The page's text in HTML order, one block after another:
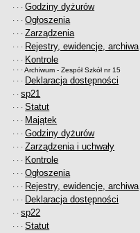
· · ·Godziny dyżurów
· · ·Ogłoszenia
· · ·Zarządzenia
· · · Rejestry, ewidencje, archiwa
· · · Kontrole
· · ·Archiwum - Zespół Szkół nr 15
· · · Deklaracja dostępności
· ·sp21
· · ·Statut
· · · Majątek
· · ·Godziny dyżurów
· · ·Zarządzenia i uchwały
· · · Kontrole
· · ·Ogłoszenia
· · · Rejestry, ewidencje, archiwa
· · · Deklaracja dostępności
· ·sp22
· · ·Statut